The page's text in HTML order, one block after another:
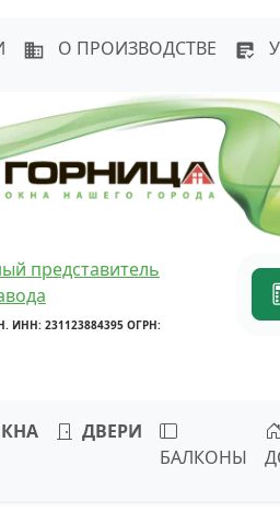
О ПРОИЗВОДСТВЕ
представитель
ИНН: 231123884395 ОГРН:
ДВЕРИ
БАЛКОНЫ